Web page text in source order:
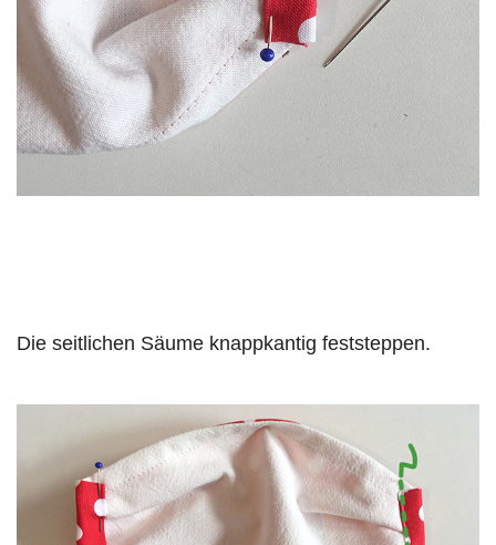
Die seitlichen Säume knappkantig feststeppen.